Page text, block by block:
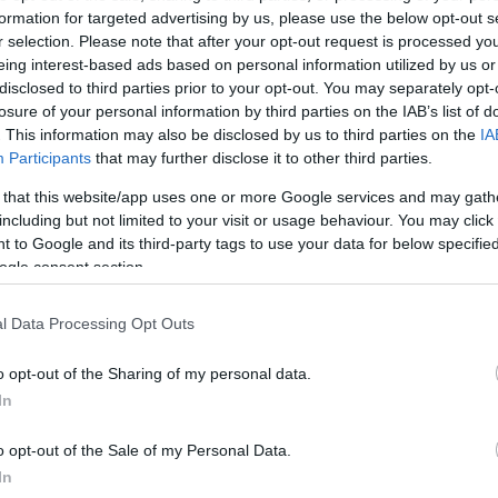
for targeted advertising by us, please use the below opt-out
selection. Please note that after your opt-out request is processed
interest-based ads based on personal information utilized by us
to third parties prior to your opt-out. You may separately
of your personal information by third parties on the IAB’s list of
This information may also be disclosed by us to third parties on the
Participants that may further disclose it to other third parties.
that this website/app uses one or more Google services and may
but not limited to your visit or usage behaviour. You may
to Google and its third-party tags to use your data for below
consent section.
Data Processing Opt Outs
opt-out of the Sharing of my personal data.
opt-out of the Sale of my Personal Data.
τον πατέρα μου που δυστυχώς έχασα και
αγάπη γιατί μου είναι πολύ οικείο λόγω του
σημαντικό να θυμάμαι τα θετικά πράγματα. Κι
και πρέπει να το καταλάβουμε».